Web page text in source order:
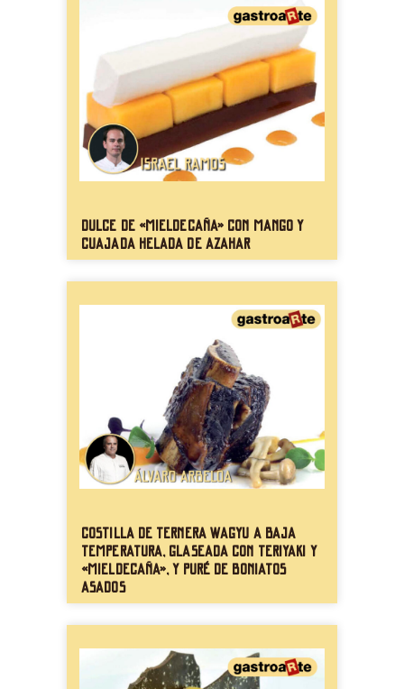
Dulce de «mieldecaña» con mango y
cuajada helada de azahar
Costilla de ternera WAGYU a baja
temperatura, glaseada con teriyaki y
«mieldecaña», y puré de boniatos
asados